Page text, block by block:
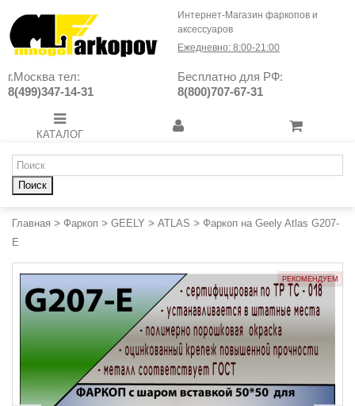
Интернет-Магазин фаркопов и
аксессуаров
Ежедневно: 8:00-21:00
г.Москва тел:
8(499)347-14-31
Бесплатно для РФ:
8(800)707-67-31
КАТАЛОГ
Поиск
Главная > Фаркоп > GEELY > ATLAS > Фаркоп на Geely Atlas G207-
E
РЕКОМЕНДУЕМ